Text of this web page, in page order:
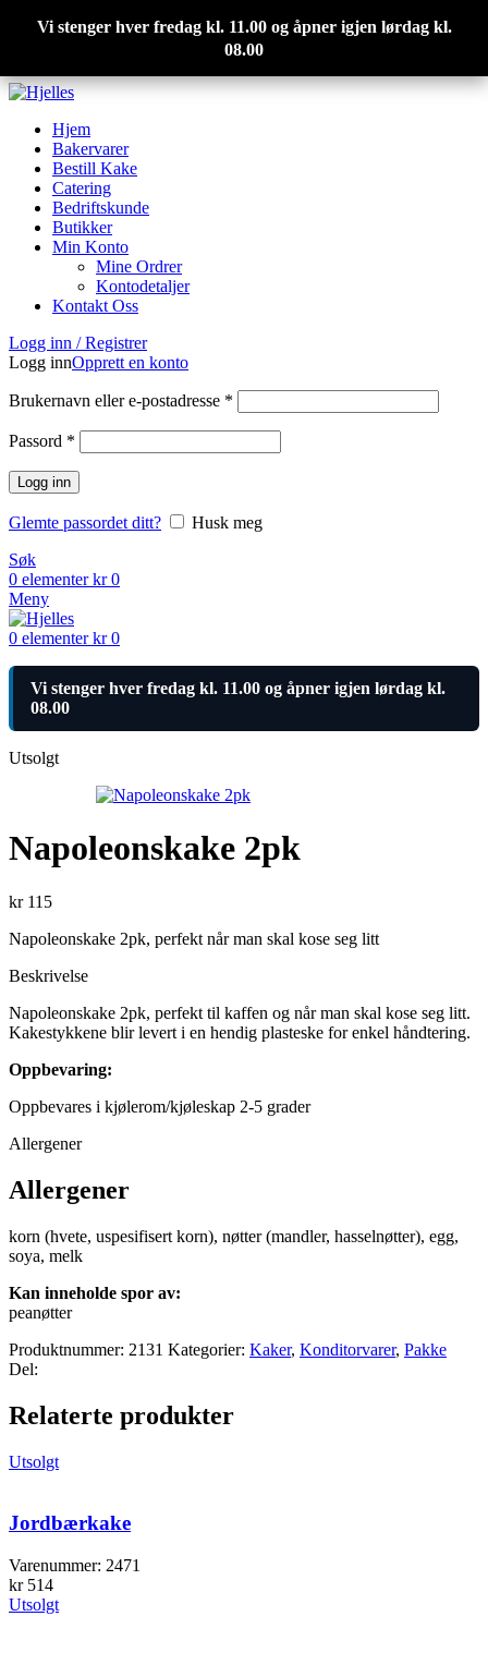
Skip to navigation Skip to main content
Smaker godt og gjør godt
Hjem
Bakervarer
Bestill Kake
Catering
Bedriftskunde
Butikker
Min Konto
Mine Ordrer
Kontodetaljer
Kontakt Oss
Logg inn / Registrer
Logg innOpprett en konto
Brukernavn eller e-postadresse *
Passord *
Logg inn
Glemte passordet ditt?
Husk meg
Søk
0 elementer kr0
Meny
0 elementer kr0
Vi stenger hver fredag kl. 11.00 og åpner igjen lørdag kl.
08.00
Utsolgt
Napoleonskake 2pk
kr115
Napoleonskake 2pk, perfekt når man skal kose seg litt
Beskrivelse
Napoleonskake 2pk, perfekt til kaffen og når man skal kose seg litt.
Kakestykkene blir levert i en hendig plasteske for enkel håndtering.
Oppbevaring:
Oppbevares i kjølerom/kjøleskap 2-5 grader
Allergener
Allergener
korn (hvete, uspesifisert korn), nøtter (mandler, hasselnøtter), egg,
soya, melk
Kan inneholde spor av:
peanøtter
Produktnummer: 2131 Kategorier: Kaker, Konditorvarer, Pakke
Del:
Relaterte produkter
Utsolgt
Jordbærkake
Varenummer: 2471
kr514
Utsolgt
Vi stenger hver fredag kl. 11.00 og åpner igjen lørdag kl.
08.00